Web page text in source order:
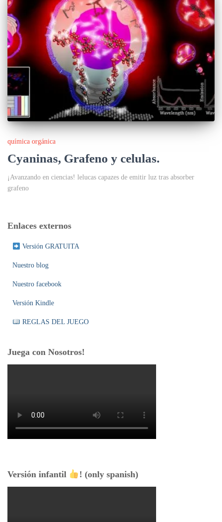
química orgánica
Cyaninas, Grafeno y celulas.
¡Avanzando en ciencias! lelucas capazes de emitir luz tras absorber
grafeno
Enlaces externos
Versión GRATUITA
Nuestro blog
Nuestro facebook
Versión Kindle
REGLAS DEL JUEGO
Juega con Nosotros!
Versión infantil ! (only spanish)